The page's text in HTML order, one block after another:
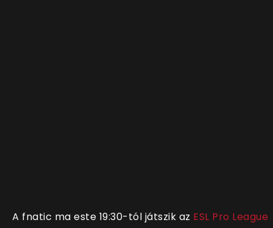
A fnatic ma este 19:30-tól játszik az ESL Pro League